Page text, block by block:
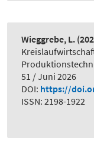
Wieggrebe, L.
51 / Juni 2026
DOI: https://
ISSN: 2198-1922